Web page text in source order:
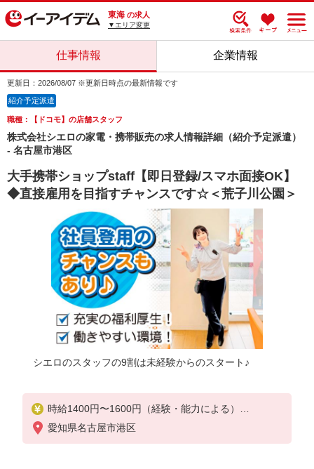
東海 の求人
▼エリア変更
仕事情報 企業情報
更新日：2026/08/07 ※更新日時点の最新情報です
紹介予定派遣
職種：【ドコモ】の店舗スタッフ
株式会社シエロの家電・携帯販売の求人情報詳細（紹介予定派遣）
- 名古屋市港区
大手携帯ショップstaff【即日登録/スマホ面接OK】
◆直接雇用を目指すチャンスです☆＜荒子川公園＞
シエロのスタッフの9割は未経験からのスタート♪
時給1400円〜1600円（経験・能力による）
※残業代支給
★交通費全額支給（規定あり）
愛知県名古屋市港区